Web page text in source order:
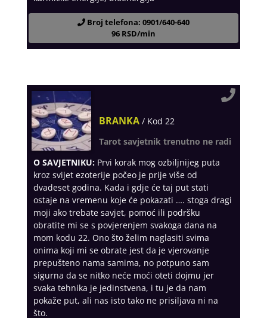
Broj telefona: 0901/640-640
96 RSD/min
BRANKA / Kod 22
Tarot savjetnik trenutno ne radi
O SAVJETNIKU:Prvi korak mog ozbiljnijeg puta
kroz svijet ezoterije počeo je prije više od
dvadeset godina. Kada i gdje će taj put stati
ostaje na vremenu koje će pokazati …. stoga dragi
moji ako trebate savjet, pomoć ili podršku
obratite mi se s povjerenjem svakoga dana na
mom kodu 22. Ono što želim naglasiti svima
onima koji mi se obrate jest da je vjerovanje
prepušteno nama samima, no potpuno sam
sigurna da se nitko neće moći oteti dojmu jer
svaka tehnika je jedinstvena, i tu je da nam
pokaže put, ali nas isto tako ne prisiljava ni na
što.